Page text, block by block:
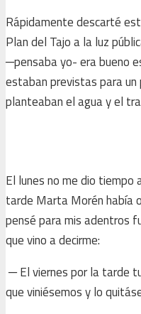
Rápidamente descarté
Plan del Tajo a la luz
─pensaba yo- era bueno
estaban previstas para un
planteaban el agua y el
El lunes no me dio tiempo
tarde Marta Morén había
pensé para mis adentros
que vino a decirme:
─ El viernes por la tarde
que viniésemos y lo